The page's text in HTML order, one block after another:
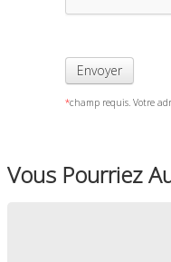
Envoyer
*champ requis. Votre
Vous Pourriez